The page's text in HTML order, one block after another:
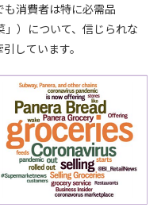
消費者は特に必需品
」）について、信じられな
しています。